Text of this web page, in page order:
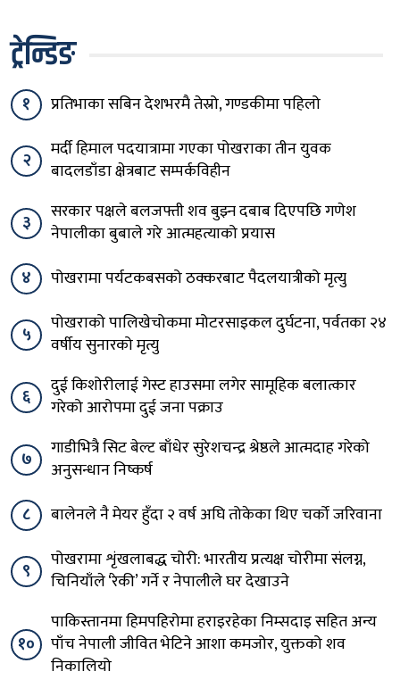
ट्रेन्डिङ
१ प्रतिभाका सबिन देशभरमै तेस्रो, गण्डकीमा पहिलो
२
मर्दी हिमाल पदयात्रामा गएका पोखराका तीन युवक
बादलडाँडा क्षेत्रबाट सम्पर्कविहीन
३
सरकार पक्षले बलजफ्ती शव बुझ्न दबाब दिएपछि गणेश
नेपालीका बुबाले गरे आत्महत्याको प्रयास
४
पोखरामा पर्यटकबसको ठक्करबाट पैदलयात्रीको मृत्यु
५
पोखराको पालिखेचोकमा मोटरसाइकल दुर्घटना, पर्वतका २४
वर्षीय सुनारको मृत्यु
६
दुई किशोरीलाई गेस्ट हाउसमा लगेर सामूहिक बलात्कार
गरेको आरोपमा दुई जना पक्राउ
७
गाडीभित्रै सिट बेल्ट बाँधेर सुरेशचन्द्र श्रेष्ठले आत्मदाह गरेको
अनुसन्धान निष्कर्ष
८
बालेनले नै मेयर हुँदा २ वर्ष अघि तोकेका थिए चर्को जरिवाना
९
पोखरामा शृंखलाबद्ध चोरी: भारतीय प्रत्यक्ष चोरीमा संलग्न,
चिनियाँले ‘रेकी’ गर्ने र नेपालीले घर देखाउने
१०
पाकिस्तानमा हिमपहिरोमा हराइरहेका निम्सदाइ सहित अन्य
पाँच नेपाली जीवित भेटिने आशा कमजोर, युक्तको शव
निकालियो